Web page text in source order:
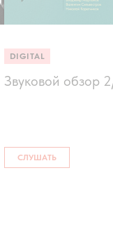
DIGITAL
Звуковой обзор
СЛУШАТЬ